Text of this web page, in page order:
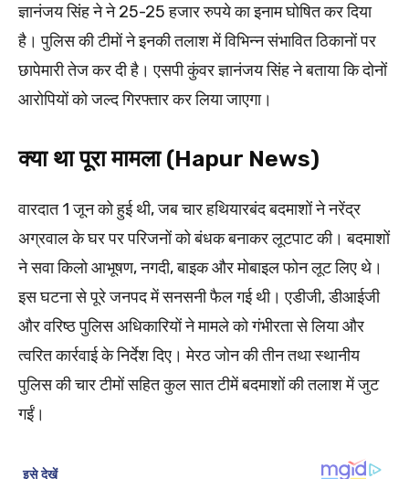
ज्ञानंजय सिंह ने ने 25-25 हजार रुपये का इनाम घोषित कर दिया
है। पुलिस की टीमों ने इनकी तलाश में विभिन्न संभावित ठिकानों पर
छापेमारी तेज कर दी है। एसपी कुंवर ज्ञानंजय सिंह ने बताया कि दोनों
आरोपियों को जल्द गिरफ्तार कर लिया जाएगा।
क्या था पूरा मामला (Hapur News)
वारदात 1 जून को हुई थी, जब चार हथियारबंद बदमाशों ने नरेंद्र
अग्रवाल के घर पर परिजनों को बंधक बनाकर लूटपाट की। बदमाशों
ने सवा किलो आभूषण, नगदी, बाइक और मोबाइल फोन लूट लिए थे।
इस घटना से पूरे जनपद में सनसनी फैल गई थी। एडीजी, डीआईजी
और वरिष्ठ पुलिस अधिकारियों ने मामले को गंभीरता से लिया और
त्वरित कार्रवाई के निर्देश दिए। मेरठ जोन की तीन तथा स्थानीय
पुलिस की चार टीमों सहित कुल सात टीमें बदमाशों की तलाश में जुट
गईं।